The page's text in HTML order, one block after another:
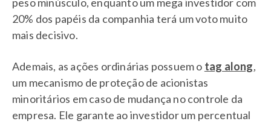
peso minúsculo, enquanto um mega investidor com
20% dos papéis da companhia terá um voto muito
mais decisivo.
Ademais, as ações ordinárias possuem o tag along,
um mecanismo de proteção de acionistas
minoritários em caso de mudança no controle da
empresa. Ele garante ao investidor um percentual